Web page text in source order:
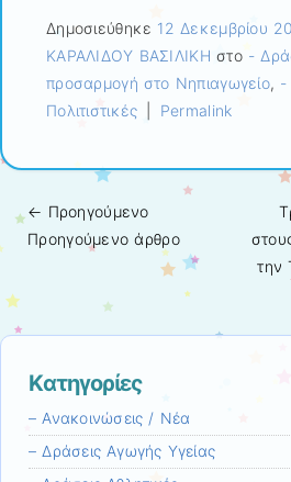
Δημοσιεύθηκε 12 Δεκεμβρίου
ΚΑΡΑΛΙΔΟΥ ΒΑΣΙΛΙΚΗ στο -
προσαρμογή στο Νηπιαγωγείο, -
Πολιτιστικές
Permalink
Πλοήγηση
← Προηγούμενo
Προηγούμενο άρθρο
την
Kατηγορίες
– Ανακοινώσεις / Νέα
– Δράσεις Αγωγής Υγείας